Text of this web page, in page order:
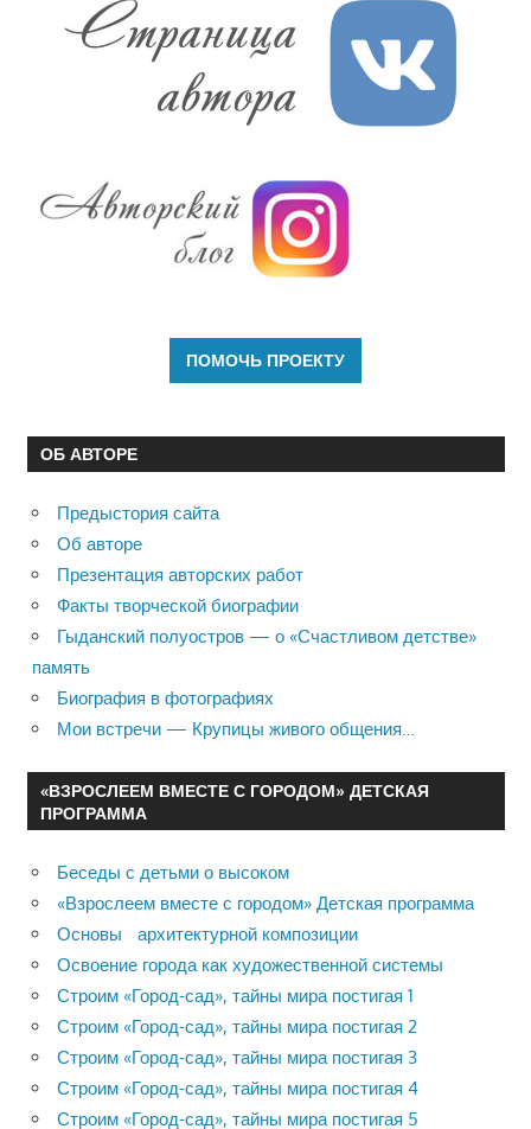
ОБ АВТОРЕ
Предыстория сайта
Об авторе
Презентация авторских работ
Факты творческой биографии
Гыданский полуостров — о «Счастливом детстве»
память
Биография в фотографиях
Мои встречи — Крупицы живого общения…
«ВЗРОСЛЕЕМ ВМЕСТЕ С ГОРОДОМ» ДЕТСКАЯ
ПРОГРАММА
Беседы с детьми о высоком
«Взрослеем вместе с городом» Детская программа
Основы архитектурной композиции
Освоение города как художественной системы
Строим «Город-сад», тайны мира постигая 1
Строим «Город-сад», тайны мира постигая 2
Строим «Город-сад», тайны мира постигая 3
Строим «Город-сад», тайны мира постигая 4
Строим «Город-сад», тайны мира постигая 5